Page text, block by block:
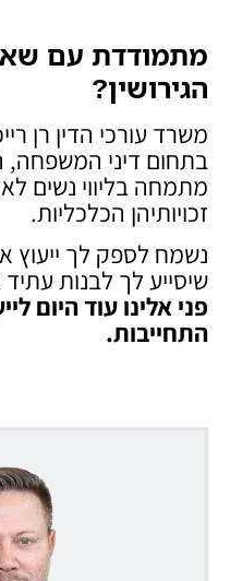
מתמודדת עם
הגירושין?
משרד עורכי הדין רן
בתחום דיני המשפחה,
מתמחה בליווי נשים
זכויותיהן הכלכליות.
נשמח לספק לך ייעוץ
שיסייע לך לבנות עתיד
פני אלינו עוד היום
התחייבות.